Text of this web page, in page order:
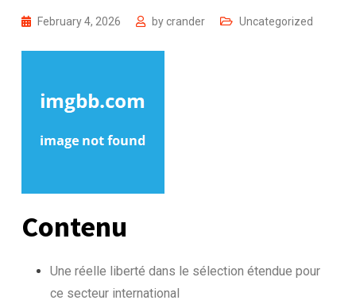
February 4, 2026 by crander Uncategorized
Contenu
Une réelle liberté dans le sélection étendue pour
ce secteur international